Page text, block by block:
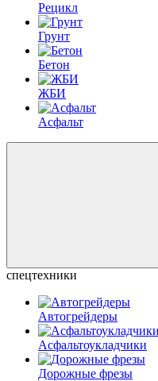
Рецикл
Грунт
Бетон
ЖБИ
Асфальт
спецтехники
Автогрейдеры
Асфальто­укладчики
Дорожные фрезы